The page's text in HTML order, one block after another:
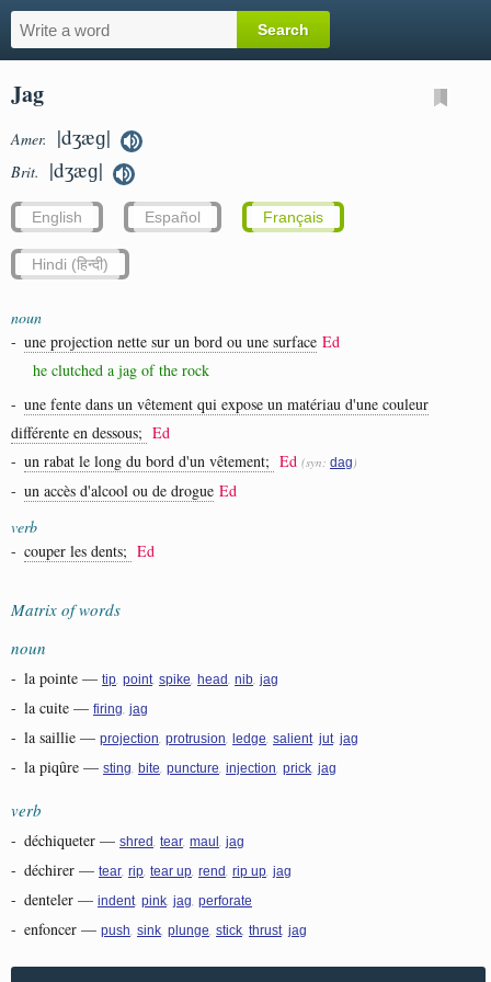
Jag
Amer. |dʒæɡ|
Brit. |dʒæɡ|
English Español Français
Hindi (हिन्दी)
noun
- une projection nette sur un bord ou une surface Ed
he clutched a jag of the rock
- une fente dans un vêtement qui expose un matériau d'une couleur
différente en dessous; Ed
- un rabat le long du bord d'un vêtement; Ed (syn: dag )
- un accès d'alcool ou de drogue Ed
verb
- couper les dents; Ed
Matrix of words
noun
- la pointe — tip point spike head nib jag
- la cuite — firing jag
- la saillie — projection protrusion ledge salient jut jag
- la piqûre — sting bite puncture injection prick jag
verb
- déchiqueter — shred tear maul jag
- déchirer — tear rip tear up rend rip up jag
- denteler — indent pink jag perforate
- enfoncer — push sink plunge stick thrust jag